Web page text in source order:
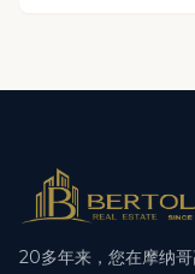
20多年来，您在摩纳哥